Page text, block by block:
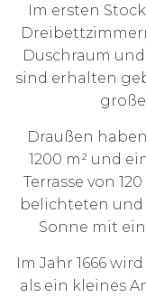
Im ersten
Duschraum
sind erhalten
Draußen
1200 m² und
Terrasse von
belichteten und
Sonne mit
Im Jahr 1666
als ein kleines